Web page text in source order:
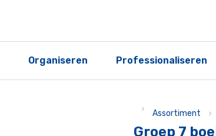
Organiseren Professionaliseren
Assortiment
Groep 7